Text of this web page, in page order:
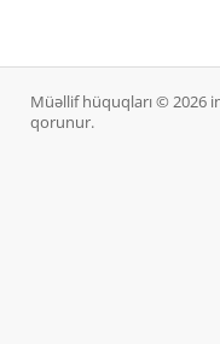
Müəllif hüquqları © 2026
qorunur.